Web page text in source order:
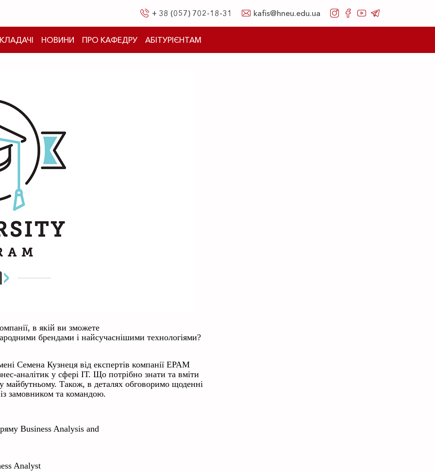
+ 38 (057) 702-18-31 kafis@hneu.edu.ua
НОВИНИ ПРО КАФЕДРУ АБІТУРІЄНТАМ
в якій ви зможете
брендами і найсучаснішими технологіями?
Семена Кузнеця від експертів компанії ЕРАМ
аналітик у сфері ІТ. Що потрібно знати та вміти
майбутньому. Також, в деталях обговоримо щоденні
замовником та командою.
Business Analysis and
Analyst